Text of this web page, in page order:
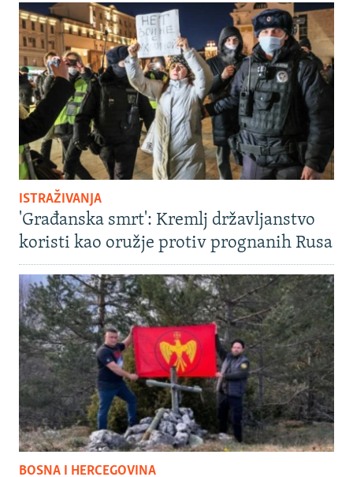
ISTRAŽIVANJA
'Građanska smrt': Kremlj državljanstvo
koristi kao oružje protiv prognanih Rusa
BOSNA I HERCEGOVINA